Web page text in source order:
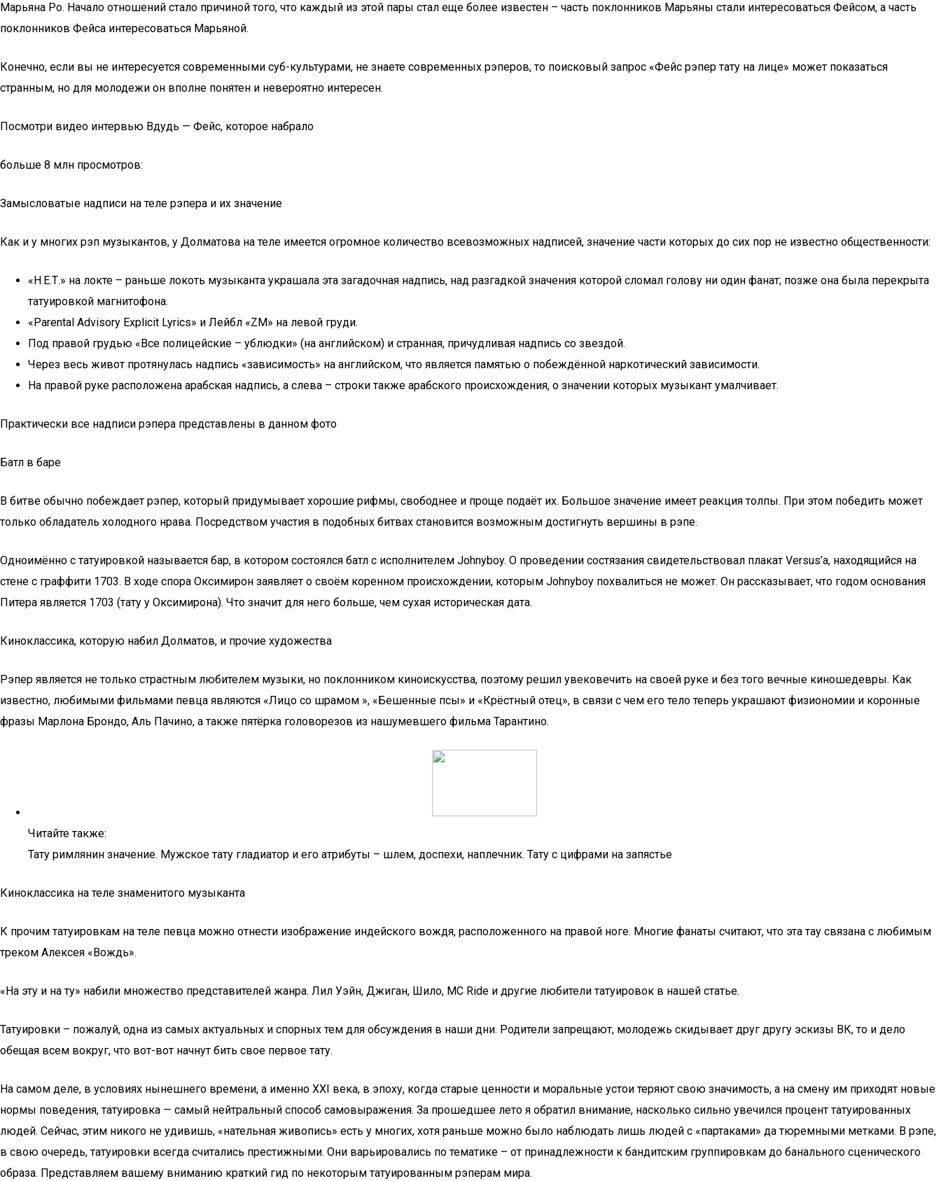
Марьяна Ро. Начало отношений стало причиной того, что каждый из этой пары стал еще более известен – часть поклонников Марьяны стали интересоваться Фейсом, а часть
поклонников Фейса интересоваться Марьяной.
Конечно, если вы не интересуется современными суб-культурами, не знаете современных рэперов, то поисковый запрос «Фейс рэпер тату на лице» может показаться
странным, но для молодежи он вполне понятен и невероятно интересен.
Посмотри видео интервью Вдудь — Фейс, которое набрало
больше 8 млн просмотров:
Замысловатые надписи на теле рэпера и их значение
Как и у многих рэп музыкантов, у Долматова на теле имеется огромное количество всевозможных надписей, значение части которых до сих пор не известно общественности:
«Н.Е.Т.» на локте – раньше локоть музыканта украшала эта загадочная надпись, над разгадкой значения которой сломал голову ни один фанат; позже она была перекрыта
татуировкой магнитофона.
«Parental Advisory Explicit Lyrics» и Лейбл «ZM» на левой груди.
Под правой грудью «Все полицейские – ублюдки» (на английском) и странная, причудливая надпись со звездой.
Через весь живот протянулась надпись «зависимость» на английском, что является памятью о побеждённой наркотический зависимости.
На правой руке расположена арабская надпись, а слева – строки также арабского происхождения, о значении которых музыкант умалчивает.
Практически все надписи рэпера представлены в данном фото
Батл в баре
В битве обычно побеждает рэпер, который придумывает хорошие рифмы, свободнее и проще подаёт их. Большое значение имеет реакция толпы. При этом победить может
только обладатель холодного нрава. Посредством участия в подобных битвах становится возможным достигнуть вершины в рэпе.
Одноимённо с татуировкой называется бар, в котором состоялся батл с исполнителем Johnyboy. О проведении состязания свидетельствовал плакат Versus’a, находящийся на
стене с граффити 1703. В ходе спора Оксимирон заявляет о своём коренном происхождении, которым Johnyboy похвалиться не может. Он рассказывает, что годом основания
Питера является 1703 (тату у Оксимирона). Что значит для него больше, чем сухая историческая дата.
Киноклассика, которую набил Долматов, и прочие художества
Рэпер является не только страстным любителем музыки, но поклонником киноискусства, поэтому решил увековечить на своей руке и без того вечные киношедевры. Как
известно, любимыми фильмами певца являются «Лицо со шрамом », «Бешенные псы» и «Крёстный отец», в связи с чем его тело теперь украшают физиономии и коронные
фразы Марлона Брондо, Аль Пачино, а также пятёрка головорезов из нашумевшего фильма Тарантино.
Читайте также:
Тату римлянин значение. Мужское тату гладиатор и его атрибуты – шлем, доспехи, наплечник. Тату с цифрами на запястье
Киноклассика на теле знаменитого музыканта
К прочим татуировкам на теле певца можно отнести изображение индейского вождя, расположенного на правой ноге. Многие фанаты считают, что эта тау связана с любимым
треком Алексея «Вождь».
«На эту и на ту» набили множество представителей жанра. Лил Уэйн, Джиган, Шило, МС Ride и другие любители татуировок в нашей статье.
Татуировки – пожалуй, одна из самых актуальных и спорных тем для обсуждения в наши дни. Родители запрещают, молодежь скидывает друг другу эскизы ВК, то и дело
обещая всем вокруг, что вот-вот начнут бить свое первое тату.
На самом деле, в условиях нынешнего времени, а именно XXI века, в эпоху, когда старые ценности и моральные устои теряют свою значимость, а на смену им приходят новые
нормы поведения, татуировка — самый нейтральный способ самовыражения. За прошедшее лето я обратил внимание, насколько сильно увечился процент татуированных
людей. Сейчас, этим никого не удивишь, «нательная живопись» есть у многих, хотя раньше можно было наблюдать лишь людей с «партаками» да тюремными метками. В рэпе,
в свою очередь, татуировки всегда считались престижными. Они варьировались по тематике – от принадлежности к бандитским группировкам до банального сценического
образа. Представляем вашему вниманию краткий гид по некоторым татуированным рэперам мира.